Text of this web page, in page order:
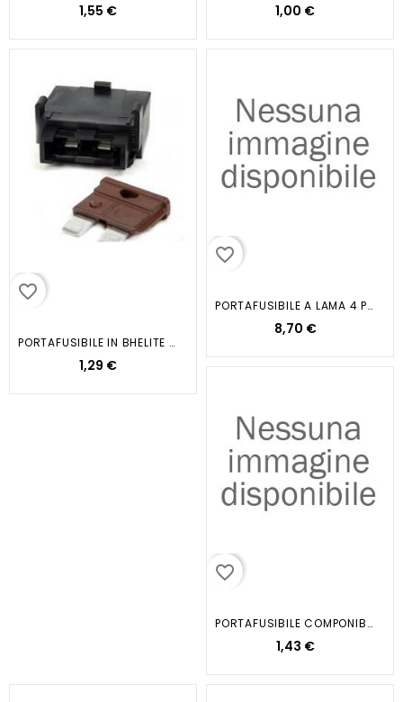
1,55 € 1,00 €
favorite_border
PORTAFUSIBILE IN BHELITE CON...
1,29 €
favorite_border
PORTAFUSIBILE A LAMA 4 POSIZION
8,70 €
favorite_border
PORTAFUSIBILE COMPONIBILE
1,43 €